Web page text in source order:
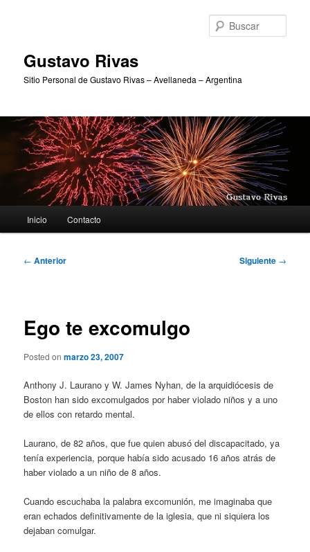
Gustavo Rivas
Sitio Personal de Gustavo Rivas – Avellaneda – Argentina
principal
Inicio Contacto
Navegación
← Anterior Siguiente →
Ego te excomulgo
Posted onmarzo 23, 2007
Anthony J. Laurano y W. James Nyhan, de la arquidiócesis de
Boston han sido excomulgados por haber violado niños y a uno
de ellos con retardo mental.
Laurano, de 82 años, que fue quien abusó del discapacitado, ya
tenía experiencia, porque había sido acusado 16 años atrás de
haber violado a un niño de 8 años.
Cuando escuchaba la palabra excomunión, me imaginaba que
eran echados definitivamente de la iglesia, que ni siquiera los
dejaban comulgar.